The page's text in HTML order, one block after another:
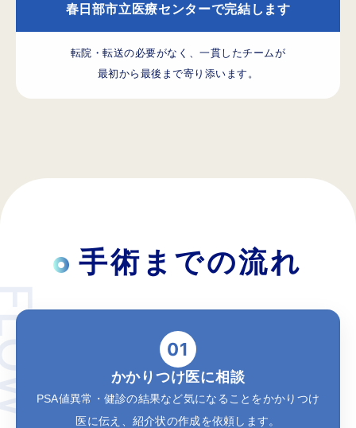
春日部市立医療センターで完結します
転院・転送の必要がなく、一貫したチームが
最初から最後まで寄り添います。
手術までの流れ
01
かかりつけ医に相談
PSA値異常・健診の結果など気になることをかかりつけ
医に伝え、 紹介状の作成を依頼します。